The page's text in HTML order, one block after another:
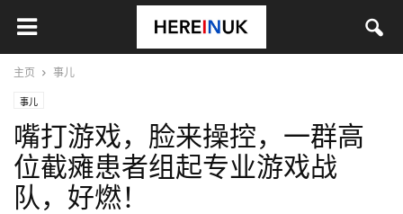
主页 事儿
事儿
嘴打游戏，脸来操控，一群高
位截瘫患者组起专业游戏战
队，好燃！